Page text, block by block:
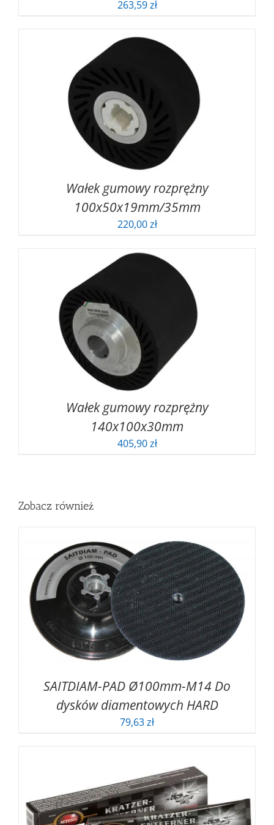
263,59zł
Wałek gumowy rozprężny
100x50x19mm/35mm
220,00zł
Wałek gumowy rozprężny
140x100x30mm
405,90zł
Zobacz również
SAITDIAM-PAD Ø100mm-M14 Do
dysków diamentowych HARD
79,63zł